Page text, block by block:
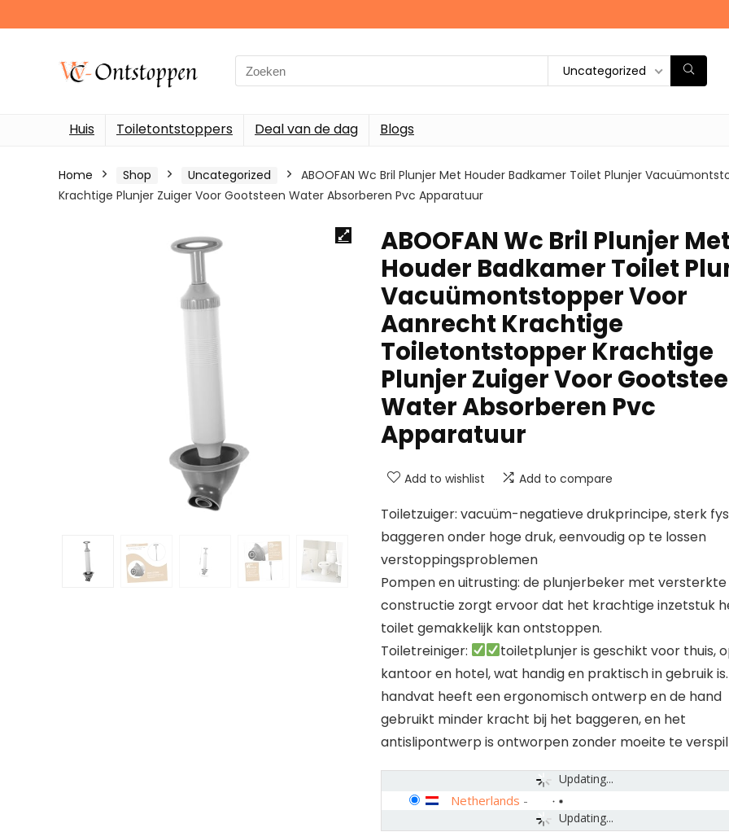
Search
for:
Uncategorized
Huis Toiletontstoppers Deal van de dag Blogs
Home Shop Uncategorized
ABOOFAN Wc Bril Plunjer Met Houder Badkamer Toilet Plunjer
Krachtige Plunjer Zuiger Voor Gootsteen Water Absorberen Pvc Apparatuur
ABOOFAN Wc Bril Plunjer
Houder Badkamer Toilet
Vacuümontstopper Voor
Aanrecht Krachtige
Toiletontstopper Krachtige
Plunjer Zuiger Voor
Water Absorberen Pvc
Apparatuur
Add to wishlist Add to compare
Toiletzuiger: vacuüm-negatieve drukprincipe, sterk
baggeren onder hoge druk, eenvoudig op te lossen
verstoppingsproblemen
Pompen en uitrusting: de plunjerbeker met versterkte
constructie zorgt ervoor dat het krachtige inzetstuk
toilet gemakkelijk kan ontstoppen.
Toiletreiniger:
toiletplunjer is geschikt voor thuis,
kantoor en hotel, wat handig en praktisch in gebruik
handvat heeft een ergonomisch ontwerp en de hand
gebruikt minder kracht bij het baggeren, en het
antislipontwerp is ontworpen zonder moeite te
Updating...
Updating...
Netherlands -